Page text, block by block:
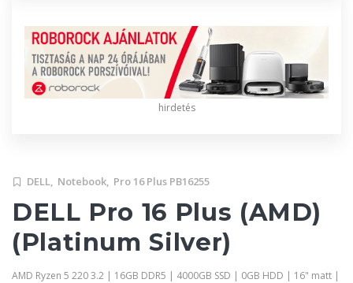
hirdetés
DELL, Notebook, Pro 16 Plus PB16255
DELL Pro 16 Plus (AMD)
(Platinum Silver)
AMD Ryzen 5 220 3.2 | 16GB DDR5 | 4000GB SSD | 0GB HDD | 16" matt |